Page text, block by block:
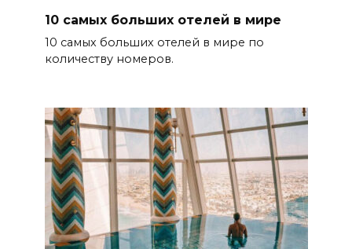
10 самых больших отелей в мире
10 самых больших отелей в мире по
количеству номеров.